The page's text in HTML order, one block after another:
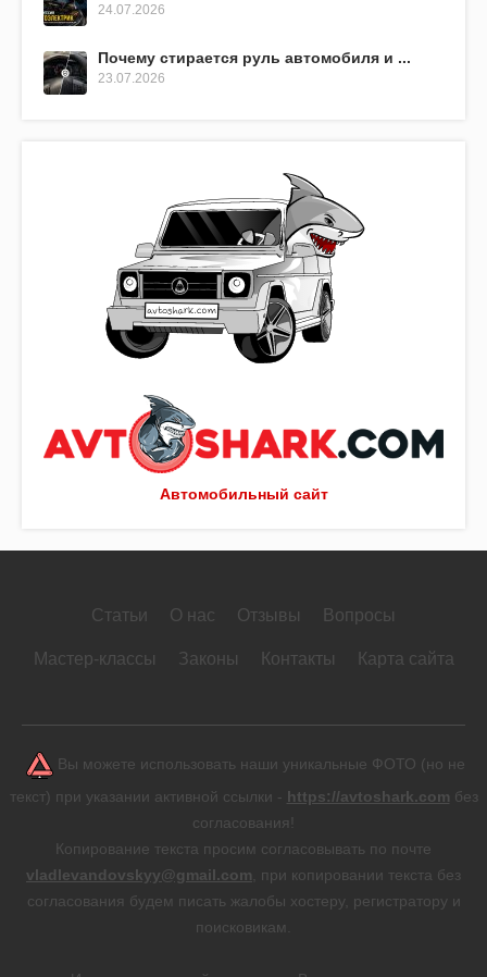
Автомобильный сайт
24.07.2026
Почему стирается руль автомобиля и ...
23.07.2026
Статьи О нас Отзывы Вопросы
Мастер-классы Законы Контакты Карта сайта
Вы можете использовать наши уникальные ФОТО (но не
текст) при указании активной ссылки - https://avtoshark.com без
согласования!
Копирование текста просим согласовывать по почте
vladlevandovskyy@gmail.com , при копировании текста без
согласования будем писать жалобы хостеру, регистратору и
поисковикам.